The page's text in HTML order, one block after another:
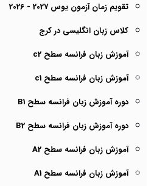
تقویم زمان آزمون یوس 2027 - 2026
کلاس زبان انگلیسی در کرج
آموزش زبان فرانسه سطح c2
آموزش زبان فرانسه سطح c1
دوره آموزش زبان فرانسه سطح B1
دوره آموزش زبان فرانسه سطح B2
آموزش زبان فرانسه سطح A2
آموزش زبان فرانسه سطح A1